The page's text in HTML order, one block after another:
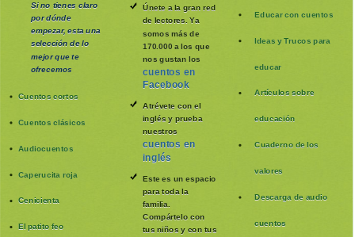
Si no tienes claro
por dónde
empezar, esta una
selección de lo
mejor que te
ofrecemos
Cuentos cortos
Cuentos clásicos
Audiocuentos
Caperucita roja
Cenicienta
El patito feo
Únete a la gran red
de lectores. Ya
somos más de
170.000 a los que
nos gustan los
cuentos en
Facebook
Atrévete con el
inglés y prueba
nuestros
cuentos en
inglés
Este es un espacio
para toda la
familia
Compártelo con
tus niños y con tus
Educar con cuentos
Ideas y Trucos para
educar
Artículos sobre
educación
Cuaderno de los
valores
Descarga de audio
cuentos